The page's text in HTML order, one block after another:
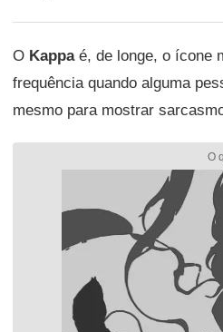
O Kappaé, de longe, o ícone
frequência quando alguma
mesmo para mostrar